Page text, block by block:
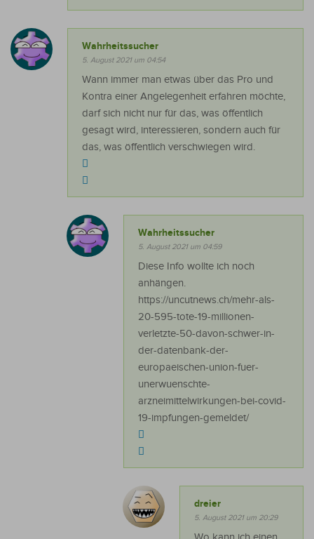
Wahrheitssucher
5. August 2021 um 04:54
Wann immer man etwas über das Pro und
Kontra einer Angelegenheit erfahren möchte,
darf sich nicht nur für das, was öffentlich
gesagt wird, interessieren, sondern auch für
das, was öffentlich verschwiegen wird.
Wahrheitssucher
5. August 2021 um 04:59
Diese Info wollte ich noch
anhängen.
https://uncutnews.ch/mehr-als-
20-595-tote-19-millionen-
verletzte-50-davon-schwer-in-
der-datenbank-der-
europaeischen-union-fuer-
unerwuenschte-
arzneimittelwirkungen-bei-covid-
19-impfungen-gemeldet/
dreier
5. August 2021 um 20:29